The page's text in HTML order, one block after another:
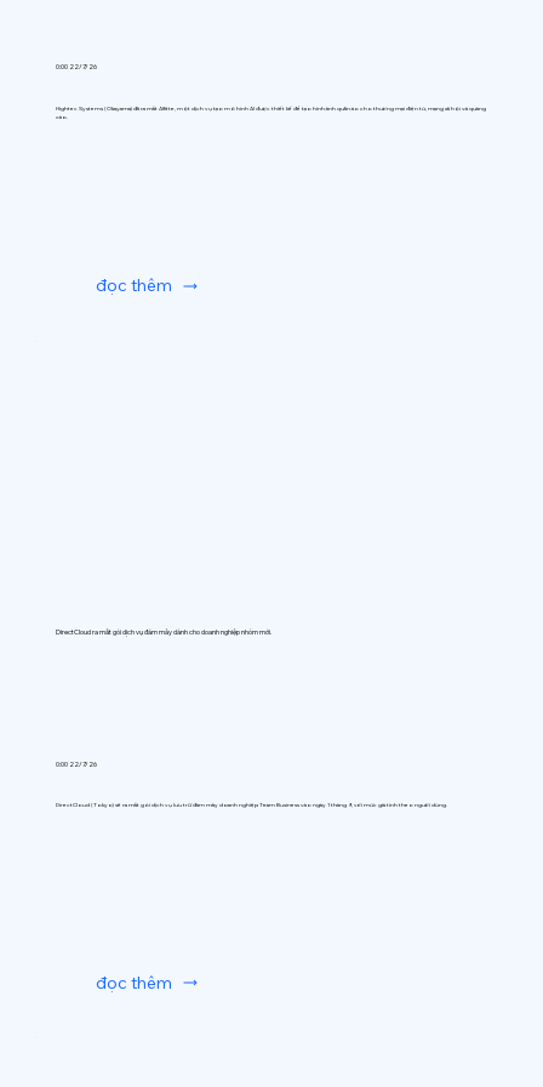
0:00 22/7/26
Hightec Systems (Okayama) đã ra mắt AIfitte, một dịch vụ tạo mô hình AI được thiết kế để tạo hình ảnh quần áo cho thương mại điện tử, mạng xã hội và quảng
cáo.
đọc thêm
DirectCloud ra mắt gói dịch vụ đám mây dành cho doanh nghiệp nhóm mới.
0:00 22/7/26
DirectCloud (Tokyo) sẽ ra mắt gói dịch vụ lưu trữ đám mây doanh nghiệp Team Business vào ngày 1 tháng 9, với mức giá tính theo người dùng.
đọc thêm